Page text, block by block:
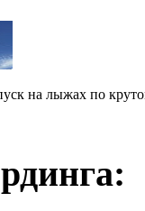
на лыжах по